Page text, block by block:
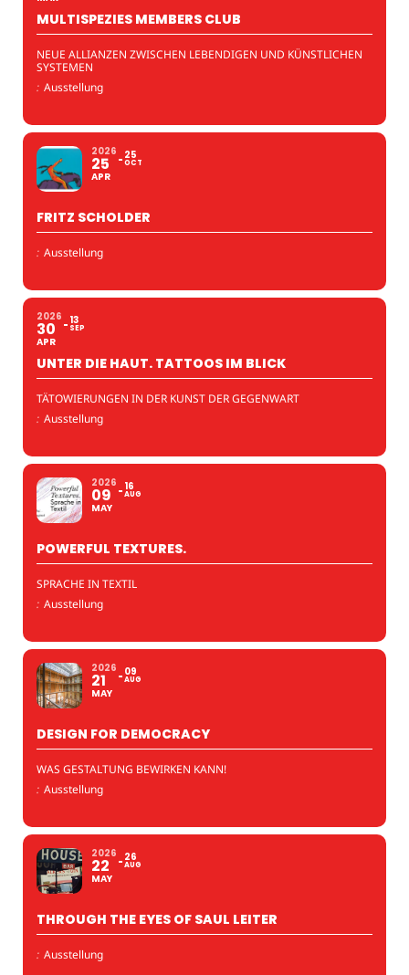
MULTISPEZIES MEMBERS CLUB
NEUE ALLIANZEN ZWISCHEN LEBENDIGEN UND KÜNSTLICHEN
SYSTEMEN
: Ausstellung
2026
25
APR
25
OCT
FRITZ SCHOLDER
: Ausstellung
2026
30
APR
13
SEP
UNTER DIE HAUT. TATTOOS IM BLICK
TÄTOWIERUNGEN IN DER KUNST DER GEGENWART
: Ausstellung
2026
09
MAY
16
AUG
POWERFUL TEXTURES.
SPRACHE IN TEXTIL
: Ausstellung
2026
21
MAY
09
AUG
DESIGN FOR DEMOCRACY
WAS GESTALTUNG BEWIRKEN KANN!
: Ausstellung
2026
22
MAY
26
AUG
THROUGH THE EYES OF SAUL LEITER
: Ausstellung